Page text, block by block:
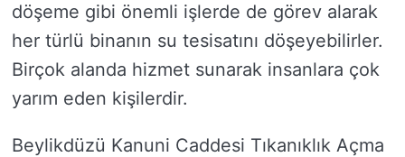
döşeme gibi önemli işlerde de görev alarak
her türlü binanın su tesisatını döşeyebilirler.
Birçok alanda hizmet sunarak insanlara çok
yarım eden kişilerdir.
Beylikdüzü Kanuni Caddesi Tıkanıklık Açma